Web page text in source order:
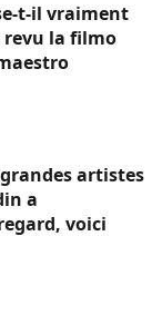
t-il vraiment
revu la filmo
grandes artistes
a
voici